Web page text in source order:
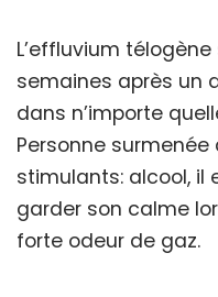
L’effluvium
semaines après un
dans n’importe
Personne
stimulants: alcool, il
garder son calme
forte odeur de gaz.